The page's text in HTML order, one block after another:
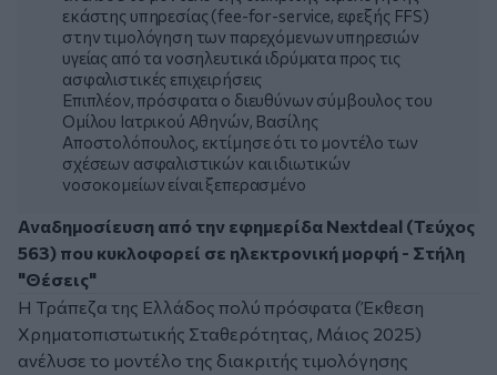
εκάστης υπηρεσίας (fee-for-service, εφεξής FFS)
στην τιμολόγηση των παρεχόμενων υπηρεσιών
υγείας από τα νοσηλευτικά ιδρύματα προς τις
ασφαλιστικές επιχειρήσεις
Επιπλέον, πρόσφατα ο διευθύνων σύμβουλος του
Ομίλου Ιατρικού Αθηνών, Βασίλης
Αποστολόπουλος, εκτίμησε ότι το μοντέλο των
σχέσεων ασφαλιστικών και ιδιωτικών
νοσοκομείων είναι ξεπερασμένο
Αναδημοσίευση από την εφημερίδα Nextdeal (Τεύχος
563) που κυκλοφορεί σε ηλεκτρονική μορφή - Στήλη
"Θέσεις"
Η Τράπεζα της Ελλάδος πολύ πρόσφατα (Έκθεση
Χρηματοπιστωτικής Σταθερότητας, Μάιος 2025)
ανέλυσε το μοντέλο της διακριτής τιμολόγησης